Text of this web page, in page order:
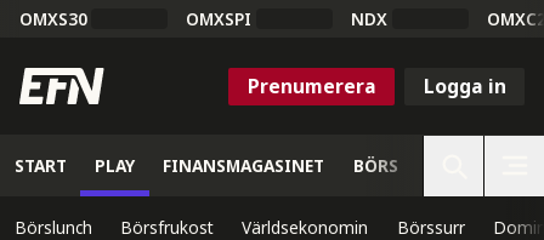
OMXS30 OMXSPI NDX
Prenumerera Logga in
START PLAY FINANSMAGASINET BÖRS
Börslunch Börsfrukost Världsekonomin Börssurr